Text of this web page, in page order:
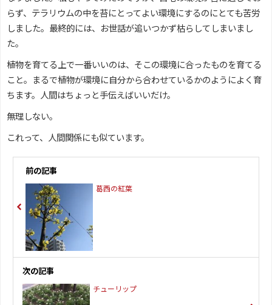
らず、テラリウムの中を苔にとってよい環境にするのにとても苦労
しました。最終的には、お世話が追いつかず枯らしてしまいまし
た。
植物を育てる上で一番いいのは、そこの環境に合ったものを育てる
こと。まるで植物が環境に自分から合わせているかのようによく育
ちます。人間はちょっと手伝えばいいだけ。
無理しない。
これって、人間関係にも似ています。
前の記事
葛西の紅葉
次の記事
チューリップ